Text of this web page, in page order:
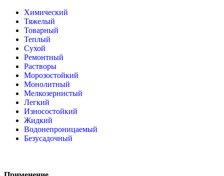
Химический
Тяжелый
Товарный
Теплый
Сухой
Ремонтный
Растворы
Морозостойкий
Монолитный
Мелкозернистый
Легкий
Износостойкий
Жидкий
Водонепроницаемый
Безусадочный